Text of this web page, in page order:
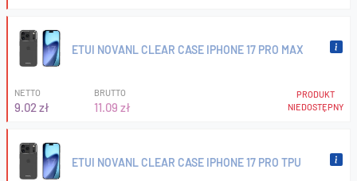
ETUI NOVANL CLEAR CASE IPHONE 17 PRO MAX
NETTO
9.02 zł
BRUTTO
11.09 zł
PRODUKT
NIEDOSTĘPNY
ETUI NOVANL CLEAR CASE IPHONE 17 PRO TPU